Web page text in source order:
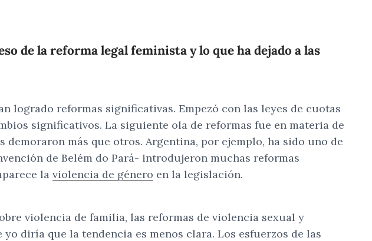
de la reforma legal feminista y lo que ha dejado a las
logrado reformas significativas. Empezó con las leyes de cuotas
significativos. La siguiente ola de reformas fue en materia de
más que otros. Argentina, por ejemplo, ha sido uno de
de Belém do Pará- introdujeron muchas reformas
la violencia de género en la legislación.
violencia de familia, las reformas de violencia sexual y
diría que la tendencia es menos clara. Los esfuerzos de las